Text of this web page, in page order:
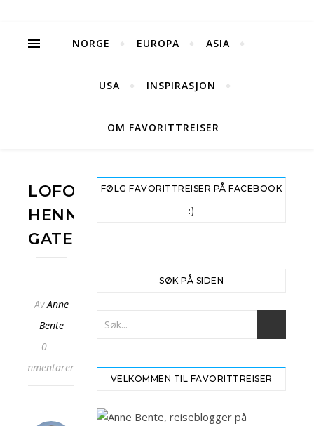
NORGE EUROPA ASIA
USA INSPIRASJON
OM FAVORITTREISER
LOFOTEN-
HENNINGSVAER-
GATEMILJO
AvAnne
Bente
0
kommentarer
FØLG FAVORITTREISER PÅ FACEBOOK
:)
SØK PÅ SIDEN
VELKOMMEN TIL FAVORITTREISER